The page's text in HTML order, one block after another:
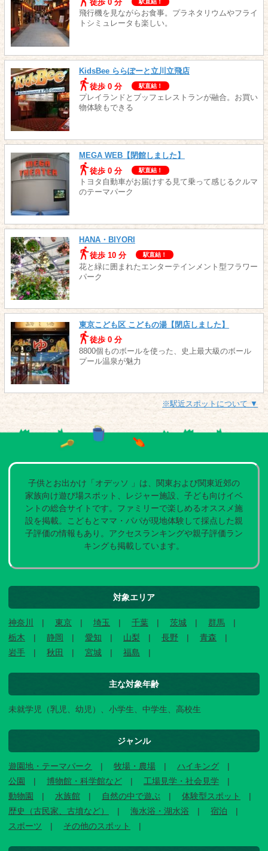
飛行機を見ながらお食事。プラネタリウムやフライ
トシミュレータも楽しい。
KidsBee ららぽーと立川立飛店
徒歩 0 分
駅直結！
プレイランドとブッフェレストランが融合。お買い
物体験もできる
MEGA WEB【閉館しました】
徒歩 0 分
駅直結！
トヨタ自動車がお届けする見て乗って感じるクルマ
のテーマパーク
HANA・BIYORI
徒歩 10 分
駅直結！
花と緑に囲まれたエンターテインメント型フラワー
パーク
東京こども区 こどもの湯【閉店しました】
徒歩 0 分
8800個ものボールを使った、史上最大級のボール
プール温泉が魅力
※駅近スポットについて ▼
子供とお出かけ「オデッソ 」は、関東および関東近郊の
家族向け遊び場スポット、レジャー施設、子ども向けイベ
ントの総合サイトです。ファミリーで楽しめるオススメ施
設を掲載。こどもとママ・パパが現地体験して採点した親
子評価の情報もあり。アクセスランキングや親子評価ラン
キングも掲載しています。
対象エリア
神奈川 東京 埼玉 千葉 茨城
群馬
栃木
静岡 愛知 山梨 長野
青森
岩手
秋田 宮城 福島
主な対象年齢
未就学児（乳児、幼児）、小学生、中学生、高校生
ジャンル
遊園地・テーマパーク 牧場・農場
ハイキング
公園
博物館・科学館など
工場見学・社会見学
動物園
水族館 自然の中で遊ぶ
体験型スポット
歴史（古民家、古墳など）
海水浴・湖水浴
宿泊
スポーツ
その他のスポット